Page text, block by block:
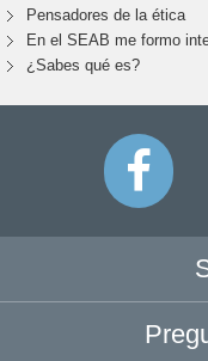
Pensadores de la ética
En el SEAB me formo
¿Sabes qué es?